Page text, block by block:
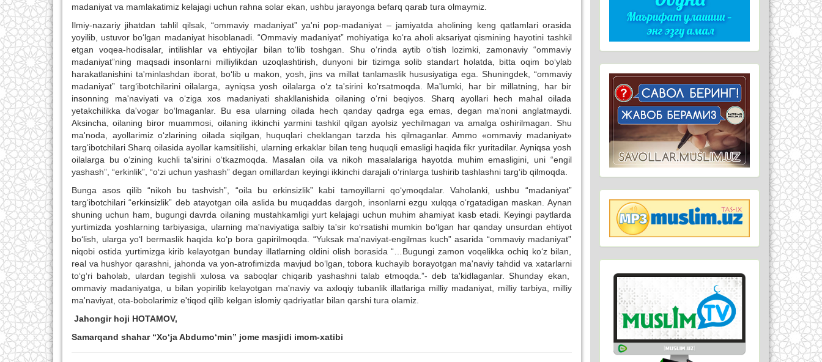
madaniyat va mamlakatimiz kelajagi uchun rahna solar ekan, ushbu jarayonga befarq qarab tura olmaymiz.
Ilmiy-nazariy jihatdan tahlil qilsak, “ommaviy madaniyat” ya'ni pop-madaniyat – jamiyatda aholining keng qatlamlari orasida
yoyilib, ustuvor bo‘lgan madaniyat hisoblanadi. “Ommaviy madaniyat” mohiyatiga ko‘ra aholi aksariyat qismining hayotini tashkil
etgan voqea-hodisalar, intilishlar va ehtiyojlar bilan to‘lib toshgan. Shu o‘rinda aytib o‘tish lozimki, zamonaviy “ommaviy
madaniyat”ning maqsadi insonlarni milliylikdan uzoqlashtirish, dunyoni bir tizimga solib standart holatda, bitta oqim bo‘ylab
harakatlanishini ta'minlashdan iborat, bo‘lib u makon, yosh, jins va millat tanlamaslik hususiyatiga ega. Shuningdek, “ommaviy
madaniyat” targ‘ibotchilarini oilalarga, ayniqsa yosh oilalarga o‘z ta'sirini ko‘rsatmoqda. Ma'lumki, har bir millatning, har bir
insonning ma'naviyati va o‘ziga xos madaniyati shakllanishida oilaning o‘rni beqiyos. Sharq ayollari hech mahal oilada
yetakchilikka da'vogar bo‘lmaganlar. Bu esa ularning oilada hech qanday qadrga ega emas, degan ma'noni anglatmaydi.
Aksincha, oilaning biror muammosi, oilaning ikkinchi yarmini tashkil qilgan ayolsiz yechilmagan va amalga oshirilmagan. Shu
ma'noda, ayollarimiz o‘zlarining oilada siqilgan, huquqlari cheklangan tarzda his qilmaganlar. Ammo «ommaviy madaniyat»
targ‘ibotchilari Sharq oilasida ayollar kamsitilishi, ularning erkaklar bilan teng huquqli emasligi haqida fikr yuritadilar. Ayniqsa yosh
oilalarga bu o‘zining kuchli ta'sirini o‘tkazmoqda. Masalan oila va nikoh masalalariga hayotda muhim emasligini, uni “engil
yashash”, “erkinlik”, “o‘zi uchun yashash” degan omillardan keyingi ikkinchi darajali o‘rinlarga tushirib tashlashni targ‘ib qilmoqda.
Bunga asos qilib “nikoh bu tashvish”, “oila bu erkinsizlik” kabi tamoyillarni qo‘ymoqdalar. Vaholanki, ushbu “madaniyat”
targ‘ibotchilari “erkinsizlik” deb atayotgan oila aslida bu muqaddas dargoh, insonlarni ezgu xulqqa o‘rgatadigan maskan. Aynan
shuning uchun ham, bugungi davrda oilaning mustahkamligi yurt kelajagi uchun muhim ahamiyat kasb etadi. Keyingi paytlarda
yurtimizda yoshlarning tarbiyasiga, ularning ma'naviyatiga salbiy ta'sir ko‘rsatishi mumkin bo‘lgan har qanday unsurdan ehtiyot
bo‘lish, ularga yo‘l bermaslik haqida ko‘p bora gapirilmoqda. “Yuksak ma'naviyat-engilmas kuch” asarida “ommaviy madaniyat”
niqobi ostida yurtimizga kirib kelayotgan bunday illatlarning oldini olish borasida “…Bugungi zamon voqelikka ochiq ko‘z bilan,
real va hushyor qarashni, jahonda va yon-atrofimizda mavjud bo‘lgan, tobora kuchayib borayotgan ma'naviy tahdid va xatarlarni
to‘g‘ri baholab, ulardan tegishli xulosa va saboqlar chiqarib yashashni talab etmoqda.”- deb ta'kidlaganlar. Shunday ekan,
ommaviy madaniyatga, u bilan yopirilib kelayotgan ma'naviy va axloqiy tubanlik illatlariga milliy madaniyat, milliy tarbiya, milliy
ma'naviyat, ota-bobolarimiz e'tiqod qilib kelgan islomiy qadriyatlar bilan qarshi tura olamiz.
Jahongir hoji HOTAMOV,
Samarqand shahar “Xo‘ja Abdumo‘min” jome masjidi imom-xatibi